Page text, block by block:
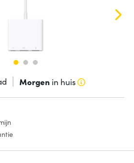
Morgen in huis